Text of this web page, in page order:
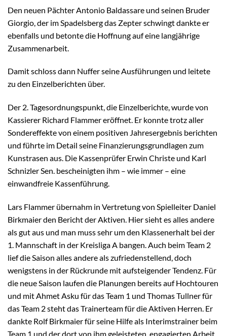
Den neuen Pächter Antonio Baldassare und seinen Bruder
Giorgio, der im Spadelsberg das Zepter schwingt dankte er
ebenfalls und betonte die Hoffnung auf eine langjährige
Zusammenarbeit.
Damit schloss dann Nuffer seine Ausführungen und leitete
zu den Einzelberichten über.
Der 2. Tagesordnungspunkt, die Einzelberichte, wurde von
Kassierer Richard Flammer eröffnet. Er konnte trotz aller
Sondereffekte von einem positiven Jahresergebnis berichten
und führte im Detail seine Finanzierungsgrundlagen zum
Kunstrasen aus. Die Kassenprüfer Erwin Christe und Karl
Schnizler Sen. bescheinigten ihm – wie immer – eine
einwandfreie Kassenführung.
Lars Flammer übernahm in Vertretung von Spielleiter Daniel
Birkmaier den Bericht der Aktiven. Hier sieht es alles andere
als gut aus und man muss sehr um den Klassenerhalt bei der
1. Mannschaft in der Kreisliga A bangen. Auch beim Team 2
lief die Saison alles andere als zufriedenstellend, doch
wenigstens in der Rückrunde mit aufsteigender Tendenz. Für
die neue Saison laufen die Planungen bereits auf Hochtouren
und mit Ahmet Asku für das Team 1 und Thomas Tullner für
das Team 2 steht das Trainerteam für die Aktiven Herren. Er
dankte Rolf Birkmaier für seine Hilfe als Interimstrainer beim
Team 1 und der dort von ihm geleisteten, engagierten Arbeit.